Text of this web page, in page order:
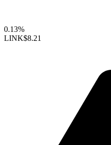
0.13%
LINK$8.21